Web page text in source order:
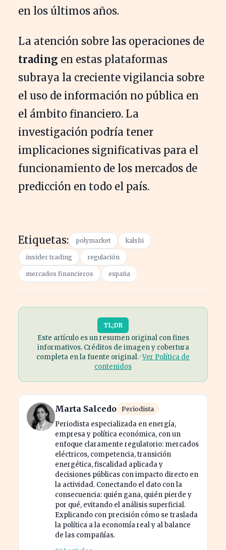
en los últimos años.
La atención sobre las operaciones de
trading en estas plataformas
subraya la creciente vigilancia sobre
el uso de información no pública en
el ámbito financiero. La
investigación podría tener
implicaciones significativas para el
funcionamiento de los mercados de
predicción en todo el país.
Etiquetas: polymarket kalshi
insider trading regulación
mercados financieros españa
TL;DR
Este artículo es un resumen original con fines
informativos. Créditos de imagen y cobertura
completa en la fuente original. ·Ver Política de
contenidos
Marta Salcedo Periodista
Periodista especializada en energía,
empresa y política económica, con un
enfoque claramente regulatorio: mercados
eléctricos, competencia, transición
energética, fiscalidad aplicada y
decisiones públicas con impacto directo en
la actividad. Conectando el dato con la
consecuencia: quién gana, quién pierde y
por qué, evitando el análisis superficial.
Explicando con precisión cómo se traslada
la política a la economía real y al balance
de las compañías.